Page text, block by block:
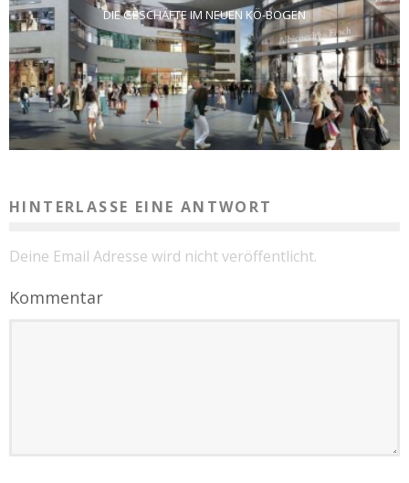
DIE GESCHÄFTE IM NEUEN KÖ-BOGEN
HINTERLASSE EINE ANTWORT
Deine Email Adresse wird nicht veröffentlicht.
Kommentar